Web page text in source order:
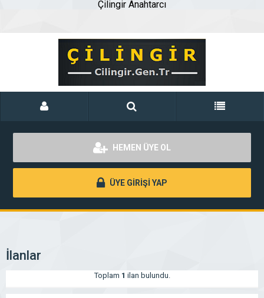
Çilingir Anahtarcı
HEMEN ÜYE OL
ÜYE GİRİŞİ YAP
İlanlar
Toplam 1 ilan bulundu.